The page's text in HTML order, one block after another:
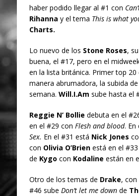
haber podido llegar al #1 con
Rihanna y el tema This is what
Charts.
Lo nuevo de los Stone Roses,
buena, el #17, pero en el
en la lista británica. Primer top 20
manera abrumadora, la subida de
semana. Will.I.Am sube hasta el
Reggie N’ Bollie debuta en el
en el #29 con Flesh and blood. En
Sex. En el #31 está Nick Jones
con Olivia O’Brienestá en el #33
de Kygo con Kodaline están en
Otro de los temas de Drake, con
#46 sube Don’t let me downde